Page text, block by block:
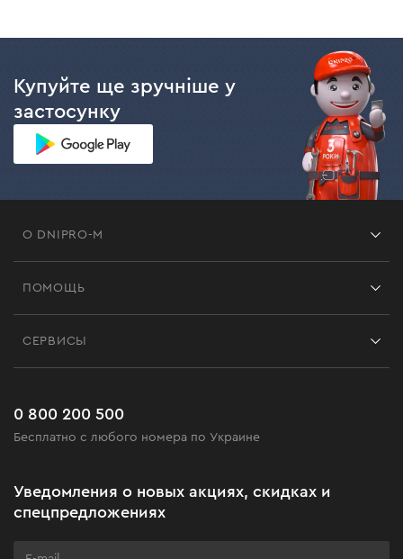
Купуйте ще зручніше у
застосунку
О DNIPRO-M
Черная пятница
ПОМОЩЬ
Часто задаваемые вопросы
СЕРВИСЫ
0 800 200 500
Бесплатно с любого номера по Украине
Уведомления о новых акциях, скидках и
спецпредложениях